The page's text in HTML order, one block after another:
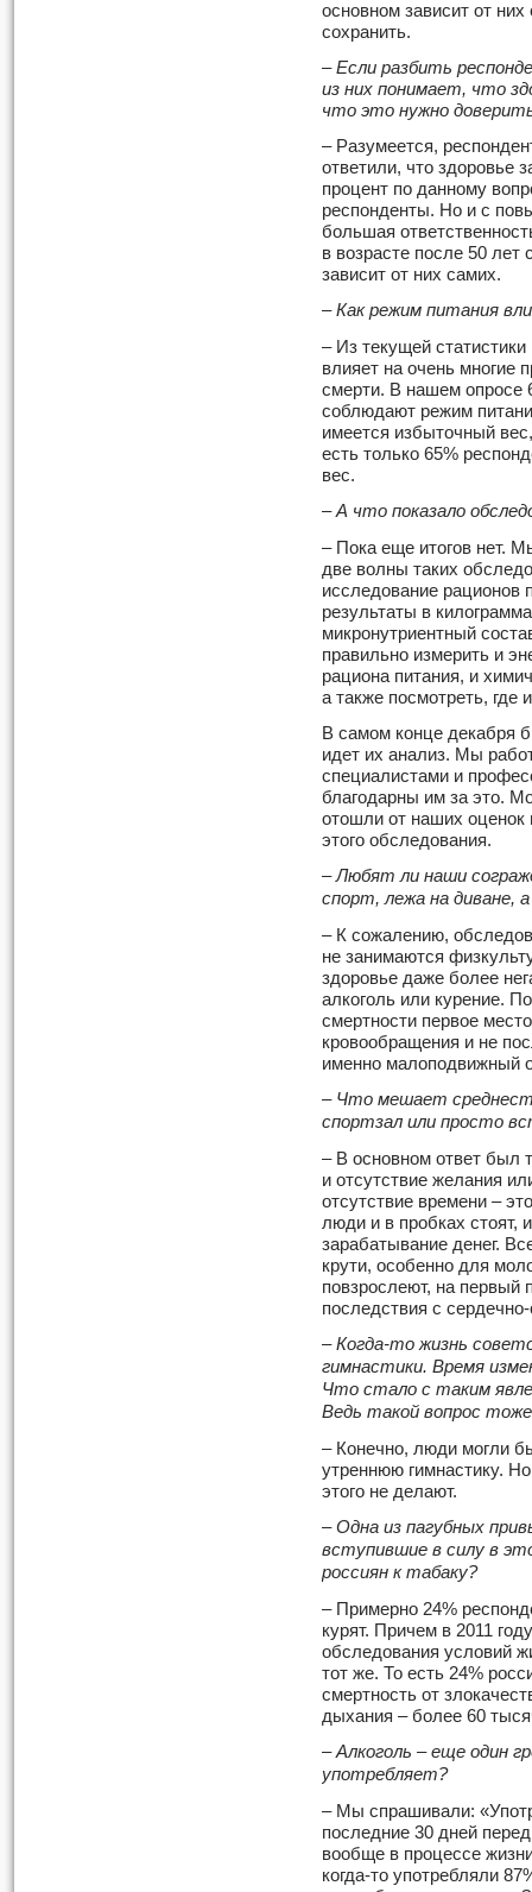
основном зависит от
сохранить.
– Если разбить
из них понимает, что
что это нужно
– Разумеется,
ответили, что здоровье
процент по данному
респонденты. Но и с
большая
в возрасте после 50 лет
зависит от них самих.
– Как режим питания
– Из текущей
влияет на очень многие
смерти. В нашем опросе
соблюдают режим
имеется избыточный
есть только 65%
вес.
– А что показало
– Пока еще итогов нет.
две волны таких
исследование рационов
результаты в
микронутриентный
правильно измерить и
рациона питания, и
а также посмотреть, где
В самом конце декабря
идет их анализ. Мы
специалистами и
благодарны им за это.
отошли от наших оценок
этого обследования.
– Любят ли наши
спорт, лежа на диване,
– К сожалению,
не занимаются
здоровье даже более
алкоголь или курение.
смертности первое
кровообращения и не
именно малоподвижный
– Что мешает
спортзал или просто
– В основном ответ был
и отсутствие желания
отсутствие времени –
люди и в пробках стоят,
зарабатывание денег.
крути, особенно для
повзрослеют, на первый
последствия с
– Когда-то жизнь
гимнастики. Время
Что стало с таким
Ведь такой вопрос
– Конечно, люди могли
утреннюю гимнастику.
этого не делают.
– Одна из пагубных
вступившие в силу в
россиян к табаку?
– Примерно 24%
курят. Причем в 2011
обследования условий
тот же. То есть 24%
смертность от
дыхания – более 60
– Алкоголь – еще один
употребляет?
– Мы спрашивали:
последние 30 дней
вообще в процессе
когда-то употребляли